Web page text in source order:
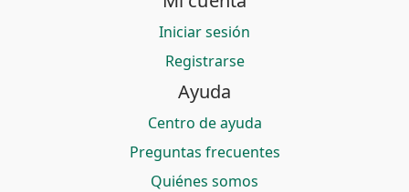
Iniciar sesión
Registrarse
Ayuda
Centro de ayuda
Preguntas frecuentes
Quiénes somos